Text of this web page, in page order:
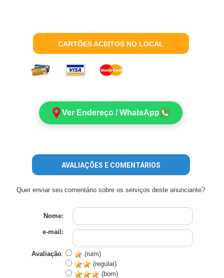
CARTÕES ACEITOS NO LOCAL
Ver Endereço / WhatsApp
AVALIAÇÕES E COMENTÁRIOS
Quer enviar seu comentário sobre os serviços deste anunciante?
Nome:
e-mail:
Avaliação:
(ruim)
(regular)
(bom)